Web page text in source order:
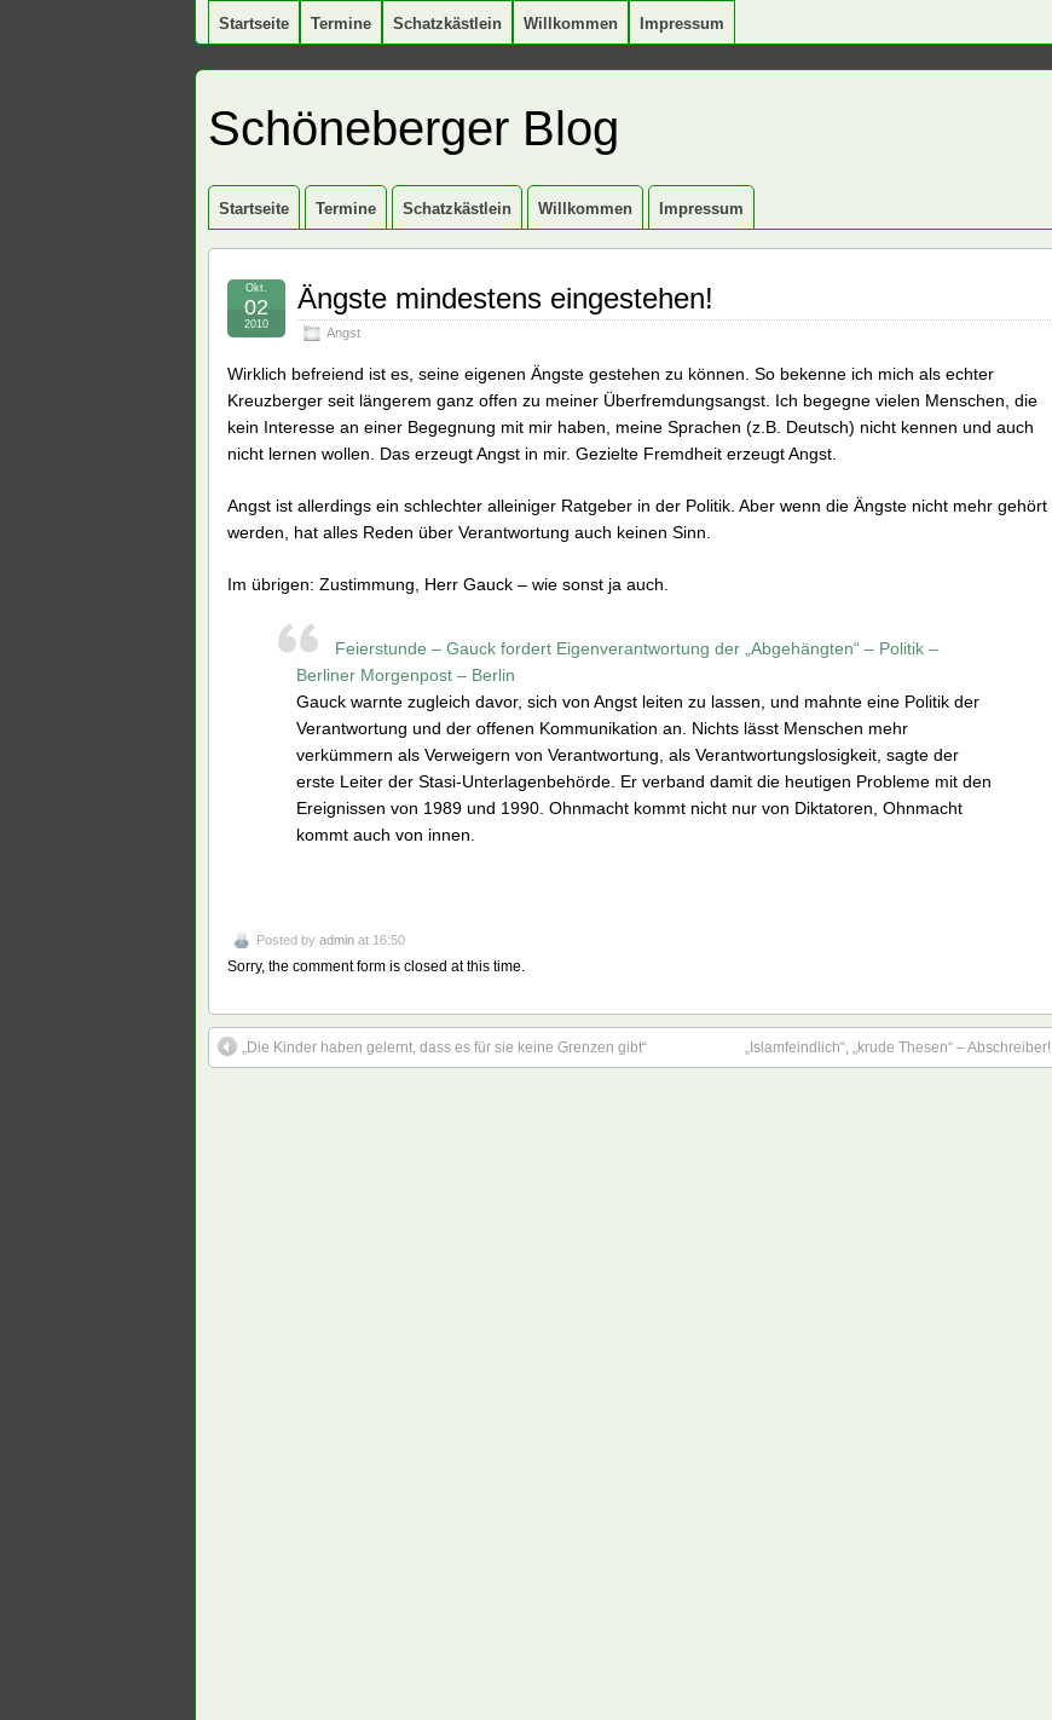
Startseite Termine Schatzkästlein Willkommen Impressum
Schöneberger Blog
Startseite Termine Schatzkästlein Willkommen Impressum
Ängste mindestens eingestehen!
Angst
Okt.
02
2010
Wirklich befreiend ist es, seine eigenen Ängste gestehen zu können. So bekenne ich mich als echter
Kreuzberger seit längerem ganz offen zu meiner Überfremdungsangst. Ich begegne vielen Menschen, die
kein Interesse an einer Begegnung mit mir haben, meine Sprachen (z.B. Deutsch) nicht kennen und auch
nicht lernen wollen. Das erzeugt Angst in mir. Gezielte Fremdheit erzeugt Angst.
Angst ist allerdings ein schlechter alleiniger Ratgeber in der Politik. Aber wenn die Ängste nicht mehr gehört
werden, hat alles Reden über Verantwortung auch keinen Sinn.
Im übrigen: Zustimmung, Herr Gauck – wie sonst ja auch.
Feierstunde – Gauck fordert Eigenverantwortung der „Abgehängten“ – Politik –
Berliner Morgenpost – Berlin
Gauck warnte zugleich davor, sich von Angst leiten zu lassen, und mahnte eine Politik der
Verantwortung und der offenen Kommunikation an. Nichts lässt Menschen mehr
verkümmern als Verweigern von Verantwortung, als Verantwortungslosigkeit, sagte der
erste Leiter der Stasi-Unterlagenbehörde. Er verband damit die heutigen Probleme mit den
Ereignissen von 1989 und 1990. Ohnmacht kommt nicht nur von Diktatoren, Ohnmacht
kommt auch von innen.
Posted by admin at 16:50
Sorry, the comment form is closed at this time.
„Die Kinder haben gelernt, dass es für sie keine Grenzen gibt“ „Islamfeindlich“, „krude Thesen“ – Abschreiber!